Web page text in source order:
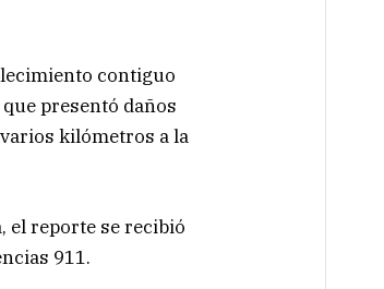
contiguo
presentó daños
kilómetros a la
el reporte se recibió
911.